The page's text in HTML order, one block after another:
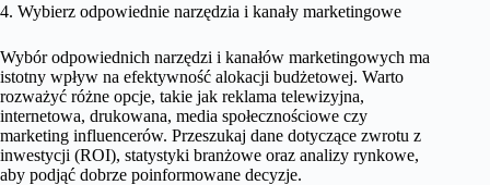
4. Wybierz odpowiednie narzędzia i kanały marketingowe
Wybór odpowiednich narzędzi i kanałów marketingowych ma
istotny wpływ na efektywność alokacji budżetowej. Warto
rozważyć różne opcje, takie jak reklama telewizyjna,
internetowa, drukowana, media społecznościowe czy
marketing influencerów. Przeszukaj dane dotyczące zwrotu z
inwestycji (ROI), statystyki branżowe oraz analizy rynkowe,
aby podjąć dobrze poinformowane decyzje.